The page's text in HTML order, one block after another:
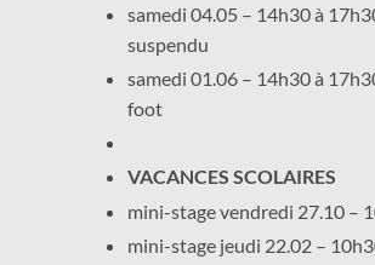
samedi 04.05 – 14h30 à
suspendu
samedi 01.06 – 14h30 à
foot
VACANCES SCOLAIRES
mini-stage vendredi 27.10 –
mini-stage jeudi 22.02 –